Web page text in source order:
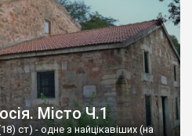
Місто Ч.1
ст) - одне з найцікавіших (на